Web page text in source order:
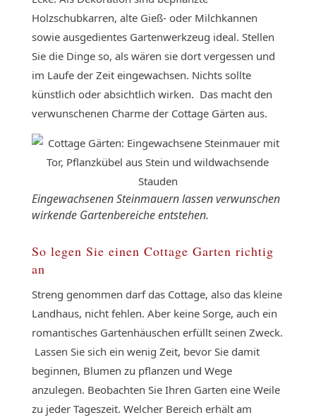
Holzschubkarren, alte Gieß- oder Milchkannen
sowie ausgedientes Gartenwerkzeug ideal. Stellen
Sie die Dinge so, als wären sie dort vergessen und
im Laufe der Zeit eingewachsen. Nichts sollte
künstlich oder absichtlich wirken. Das macht den
verwunschenen Charme der Cottage Gärten aus.
Eingewachsenen Steinmauern lassen verwunschen
wirkende Gartenbereiche entstehen.
So legen Sie einen Cottage Garten richtig
an
Streng genommen darf das Cottage, also das kleine
Landhaus, nicht fehlen. Aber keine Sorge, auch ein
romantisches Gartenhäuschen erfüllt seinen Zweck.
Lassen Sie sich ein wenig Zeit, bevor Sie damit
beginnen, Blumen zu pflanzen und Wege
anzulegen. Beobachten Sie Ihren Garten eine Weile
zu jeder Tageszeit. Welcher Bereich erhält am